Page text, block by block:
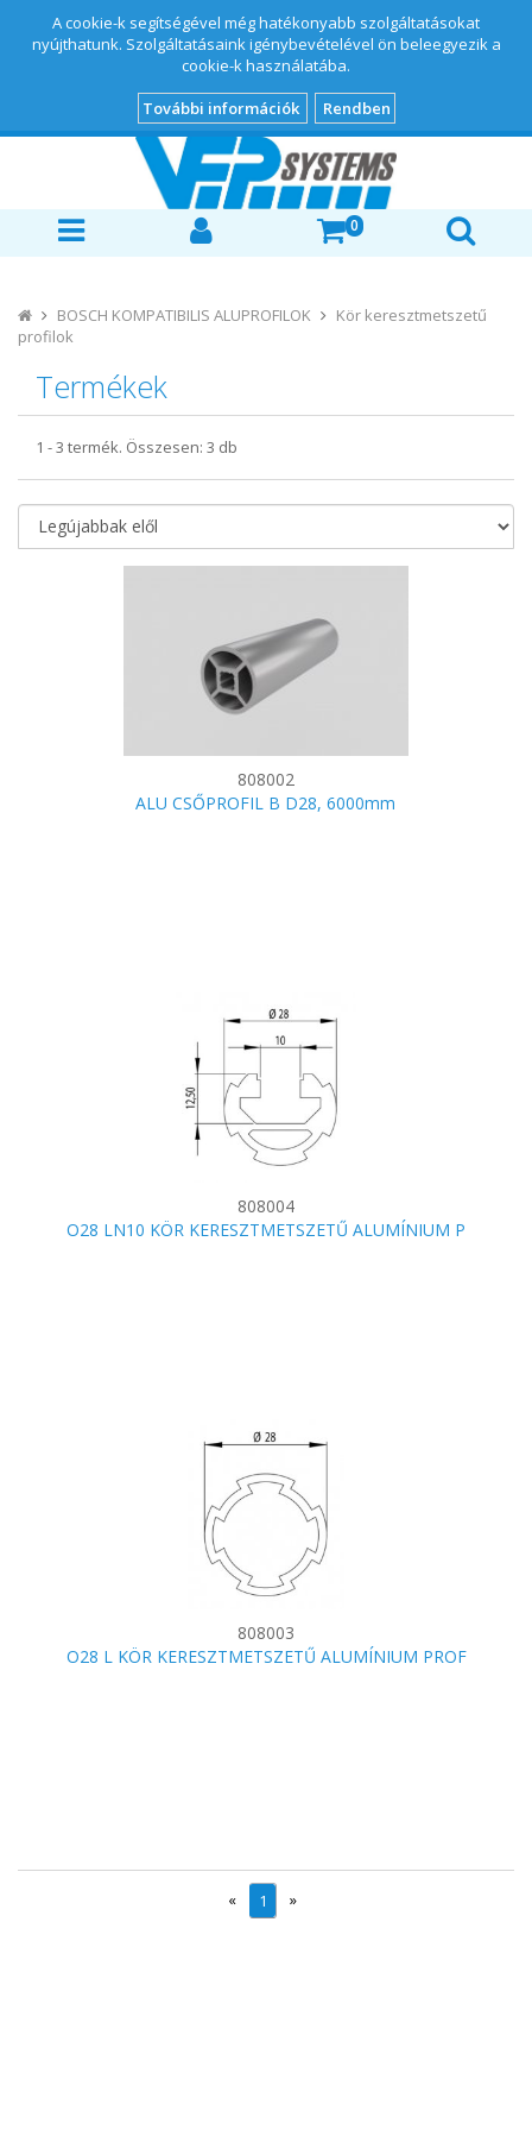
A cookie-k segítségével még hatékonyabb szolgáltatásokat
nyújthatunk. Szolgáltatásaink igénybevételével ön beleegyezik a
cookie-k használatába.
További információk
Rendben
0
BOSCH KOMPATIBILIS ALUPROFILOK
Kör keresztmetszetű
profilok
Termékek
1 -3 termék. Összesen: 3 db
808002
ALU CSŐPROFIL B D28, 6000mm
808004
O28 LN10 KÖR KERESZTMETSZETŰ ALUMÍNIUM P
808003
O28 L KÖR KERESZTMETSZETŰ ALUMÍNIUM PROF
« 1 »